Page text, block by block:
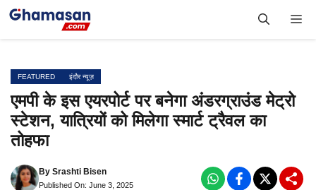
Skip
FEATURED इंदौर न्यूज़
एमपी के इस एयरपोर्ट पर बनेगा अंडरग्राउंड मेट्रो
स्टेशन, यात्रियों को मिलेगा स्मार्ट ट्रैवल का
तोहफा
By Srashti Bisen
Published On: June 3, 2025